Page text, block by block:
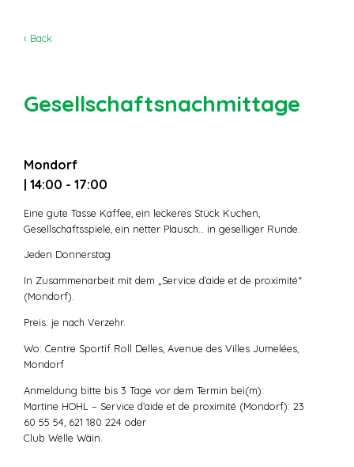
‹ Back
Gesellschaftsnachmittage
Mondorf
| 14:00 - 17:00
Eine gute Tasse Kaffee, ein leckeres Stück Kuchen,
Gesellschaftsspiele, ein netter Plausch… in geselliger Runde.
Jeden Donnerstag.
In Zusammenarbeit mit dem „Service d’aide et de proximité“
(Mondorf).
Preis: je nach Verzehr.
Wo: Centre Sportif Roll Delles, Avenue des Villes Jumelées,
Mondorf
Anmeldung bitte bis 3 Tage vor dem Termin bei(m):
Martine HOHL – Service d’aide et de proximité (Mondorf): 23
60 55 54, 621 180 224 oder
Club Wëlle Wäin.